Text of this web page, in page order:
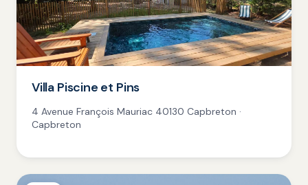
Villa Piscine et Pins
4 Avenue François Mauriac 40130 Capbreton ·
Capbreton